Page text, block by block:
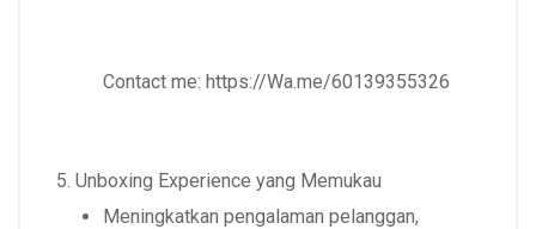
Contact me: https://Wa.me/60139355326
Unboxing Experience yang Memukau
Meningkatkan pengalaman pelanggan,